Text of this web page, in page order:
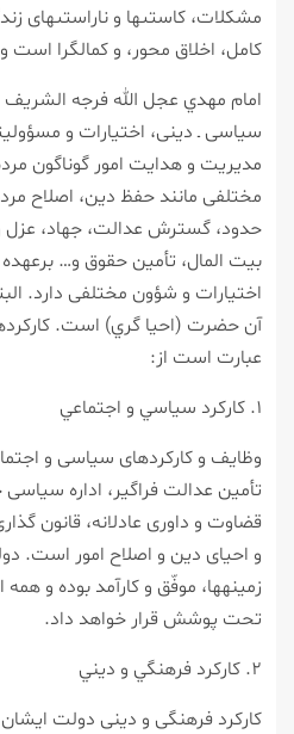
مشكلات، كاستى‏ها و ناراستى‏هاى
كامل، اخلاق محور، و كمال‏گرا است
امام مهدي عجل الله فرجه الشريف
سياسى ـ دينى، اختيارات و
مديريت و هدايت امور گوناگون
مختلفى مانند حفظ دين، اصلاح
حدود، گسترش عدالت، جهاد، عزل
بيت المال، تأمين حقوق و…
اختيارات و شؤون مختلفى دارد.
آن حضرت (احيا گري) است.
عبارت است از:
۱. كاركرد سياسي و اجتماعي
وظايف و كاركردهاى سياسى و
تأمين عدالت فراگير، اداره سياسى
قضاوت و داورى عادلانه، قانون
و احياى دين و اصلاح امور است.
زمينه‏ها، موفّق و كارآمد بوده و
تحت پوشش قرار خواهد داد.
۲. كاركرد فرهنگي و ديني
كاركرد فرهنگى و دينى دولت